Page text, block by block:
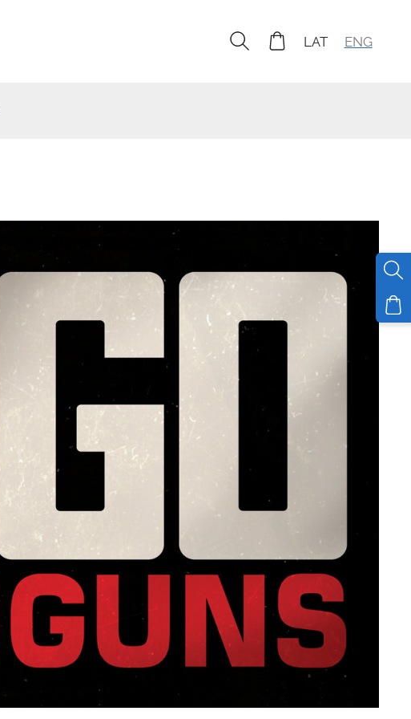
LAT ENG